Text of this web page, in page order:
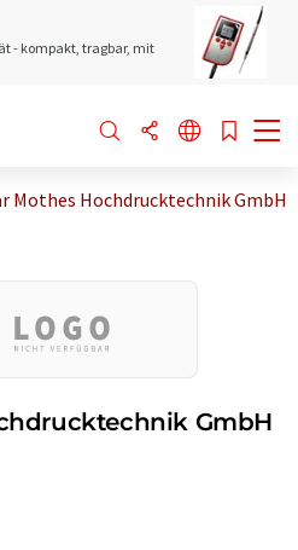
- kompakt, tragbar, mit
Mothes Hochdrucktechnik GmbH
GmbH